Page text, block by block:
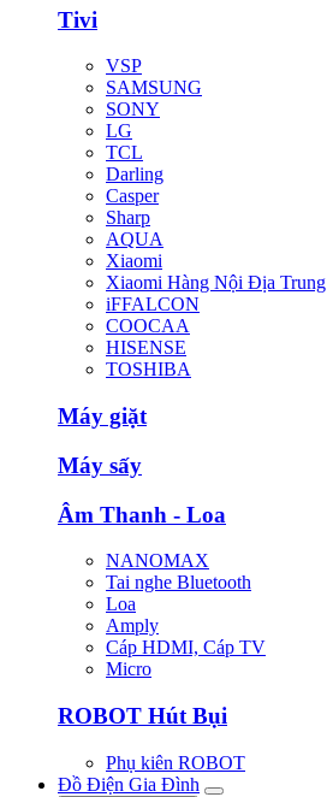
Tivi
VSP
SAMSUNG
SONY
LG
TCL
Darling
Casper
Sharp
AQUA
Xiaomi
Xiaomi Hàng Nội Địa Trung
iFFALCON
COOCAA
HISENSE
TOSHIBA
Máy giặt
Máy sấy
Âm Thanh - Loa
NANOMAX
Tai nghe Bluetooth
Loa
Amply
Cáp HDMI, Cáp TV
Micro
ROBOT Hút Bụi
Phụ kiên ROBOT
Đồ Điện Gia Đình